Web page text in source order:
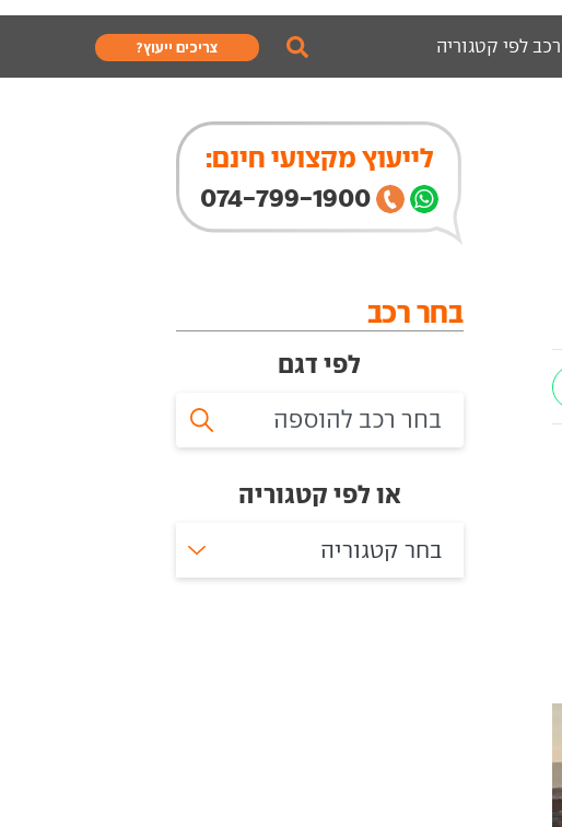
רכב לפי קטגוריה צריכים ייעוץ?
לייעוץ מקצועי חינם:
074-799-1900
בחר רכב
לפי דגם
או לפי קטגוריה
בחר קטגוריה